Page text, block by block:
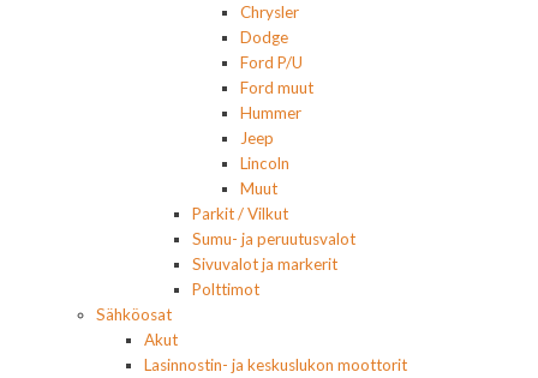
Chrysler
Dodge
Ford P/U
Ford muut
Hummer
Jeep
Lincoln
Muut
Parkit / Vilkut
Sumu- ja peruutusvalot
Sivuvalot ja markerit
Polttimot
Sähköosat
Akut
Lasinnostin- ja keskuslukon moottorit